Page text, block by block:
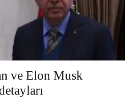
ve Elon Musk